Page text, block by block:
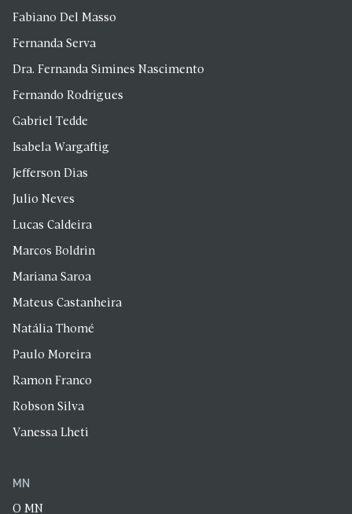
Fabiano Del Masso
Fernanda Serva
Dra. Fernanda Simines Nascimento
Fernando Rodrigues
Gabriel Tedde
Isabela Wargaftig
Jefferson Dias
Julio Neves
Lucas Caldeira
Marcos Boldrin
Mariana Saroa
Mateus Castanheira
Natália Thomé
Paulo Moreira
Ramon Franco
Robson Silva
Vanessa Lheti
MN
O MN